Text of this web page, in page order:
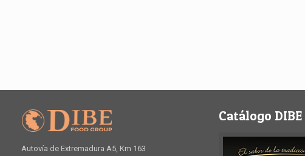
Autovía de Extremadura A5, Km 163
Catálogo DIBE